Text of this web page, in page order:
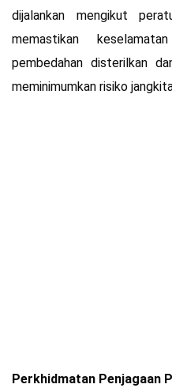
dijalankan mengikut
memastikan
pembedahan disterilkan
meminimumkan risiko
Perkhidmatan Penjagaan